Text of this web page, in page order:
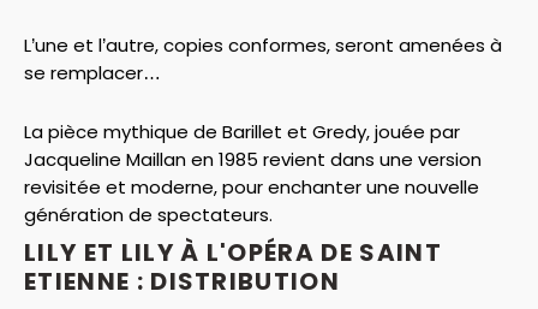
L’une et l’autre, copies conformes, seront amenées à
se remplacer…
La pièce mythique de Barillet et Gredy, jouée par
Jacqueline Maillan en 1985 revient dans une version
revisitée et moderne, pour enchanter une nouvelle
génération de spectateurs.
LILY ET LILY À L'OPÉRA DE SAINT
ETIENNE : DISTRIBUTION